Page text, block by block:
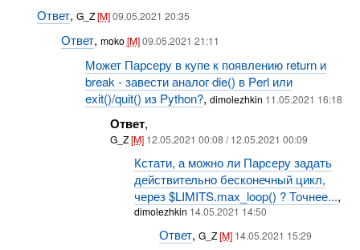
Ответ, G_Z[M] 09.05.2021 20:35
Ответ, moko[M]09.05.2021 21:11
Может Парсеру в купе к появлению return и
break - завести аналог die() в Perl или
exit()/quit() из Python?,dimolezhkin 11.05.2021 16:18
Ответ,
G_Z[M] 12.05.2021 00:08 / 12.05.2021 00:09
Кстати, а можно ли Парсеру задать
действительно бесконечный цикл,
через $LIMITS.max_loop() ? Точнее...,
dimolezhkin 14.05.2021 14:50
Ответ, G_Z[M] 14.05.2021 15:29